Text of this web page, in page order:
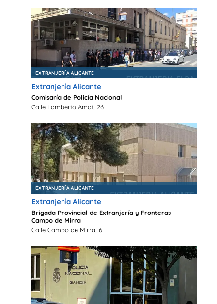
EXTRANJERÍA ALICANTE
Extranjería Alicante
Comisaría de Policía Nacional
Calle Lamberto Amat, 26
EXTRANJERÍA ALICANTE
Extranjería Alicante
Brigada Provincial de Extranjería y Fronteras -
Campo de Mirra
Calle Campo de Mirra, 6